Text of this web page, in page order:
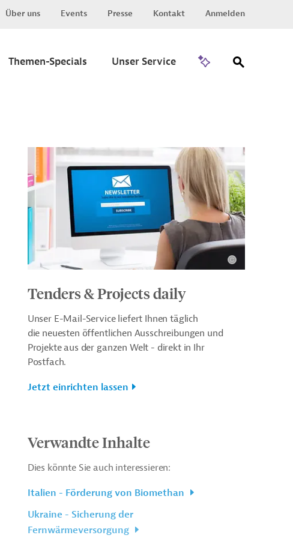
Über uns Events Presse Kontakt Anmelden
Themen-Specials Unser Service
Tenders & Projects daily
Unser E-Mail-Service liefert Ihnen täglich
die neuesten öffentlichen Ausschreibungen und
Projekte aus der ganzen Welt - direkt in Ihr
Postfach.
Jetzt einrichten lassen
Verwandte Inhalte
Dies könnte Sie auch interessieren:
Italien - Förderung von Biomethan
Ukraine - Sicherung der
Fernwärmeversorgung